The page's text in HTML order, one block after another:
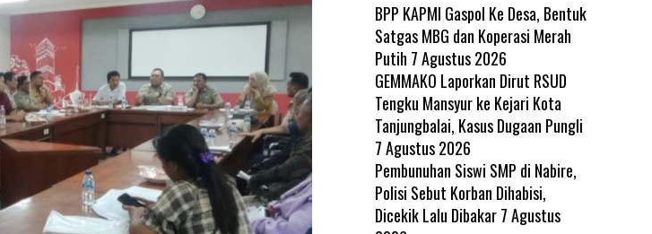
BPP KAPMI Gaspol Ke Desa, Bentuk
Satgas MBG dan Koperasi Merah
Putih 7 Agustus 2026
GEMMAKO Laporkan Dirut RSUD
Tengku Mansyur ke Kejari Kota
Tanjungbalai, Kasus Dugaan Pungli
7 Agustus 2026
Pembunuhan Siswi SMP di Nabire,
Polisi Sebut Korban Dihabisi,
Dicekik Lalu Dibakar 7 Agustus